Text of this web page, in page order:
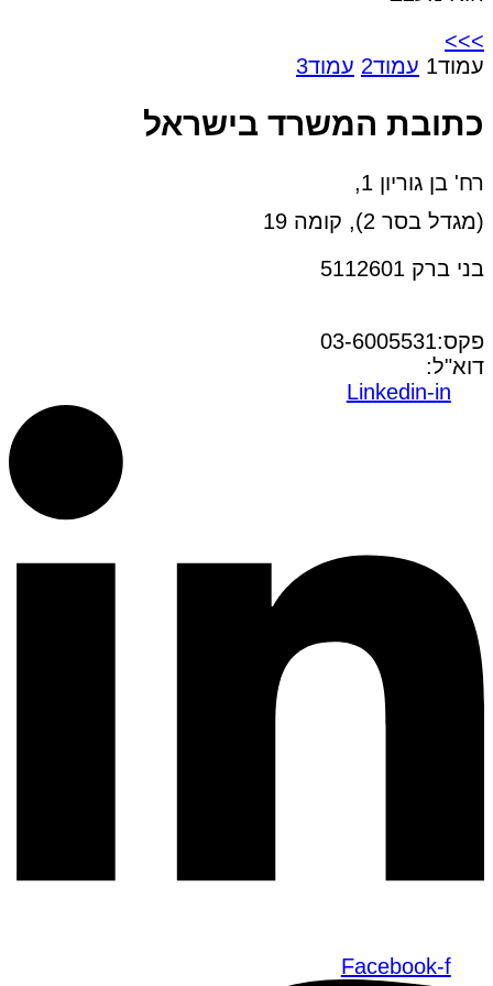
>>>
עמוד1 עמוד2 עמוד3
כתובת המשרד בישראל
רח' בן גוריון 1,
(מגדל בסר 2), קומה 19
בני ברק 5112601
פקס:03-6005531
דוא"ל:
Linkedin-in
Facebook-f